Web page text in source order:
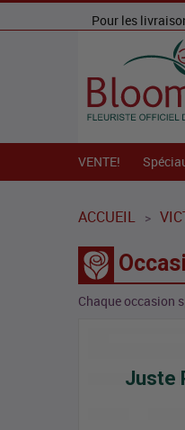
Pour les
VENTE!
ACCUEIL >
Chaque occasion
Juste